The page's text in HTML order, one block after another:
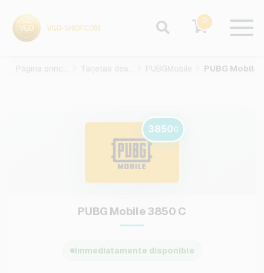
0
Página principal Tarjetas des juegos PUBGMobile
3850C
PUBG Mobile 3850 C
Immediatamente disponible